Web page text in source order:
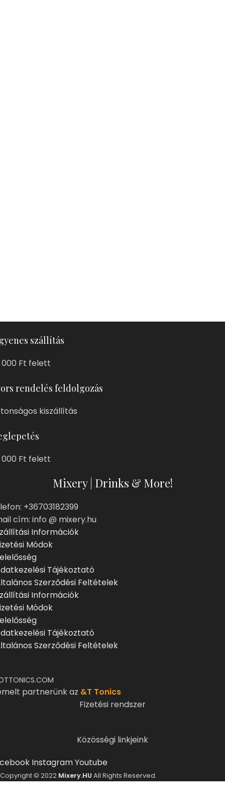
szállítás
000 Ft felett
rendelés feldolgozás
kiszállítás
000 Ft felett
Mixery | Drinks & More!
+36703182399
cím: info @ mixery.hu
Információk
Módok
Tájékoztató
Szerződési Feltételek
Információk
Módok
Tájékoztató
Szerződési Feltételek
partnerünk az &T Tonics
Fizetési rendszer
Közösségi linkjeink
InstagramYoutube
Copyright © 2022 Mixery.HU All Rights Reserved.